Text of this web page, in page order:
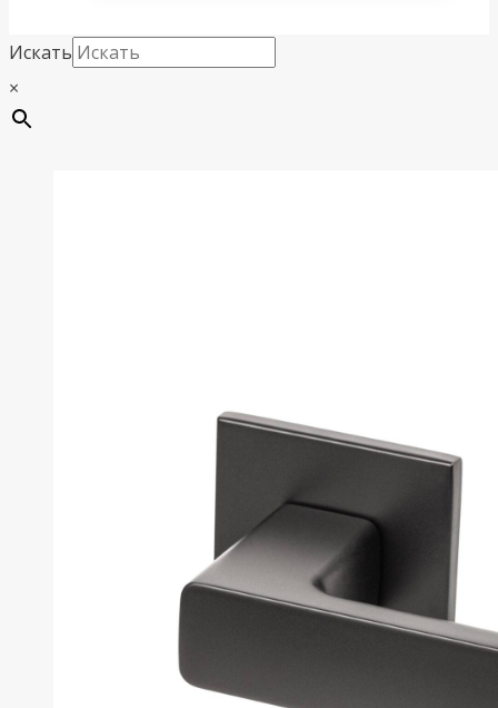
Искать
×